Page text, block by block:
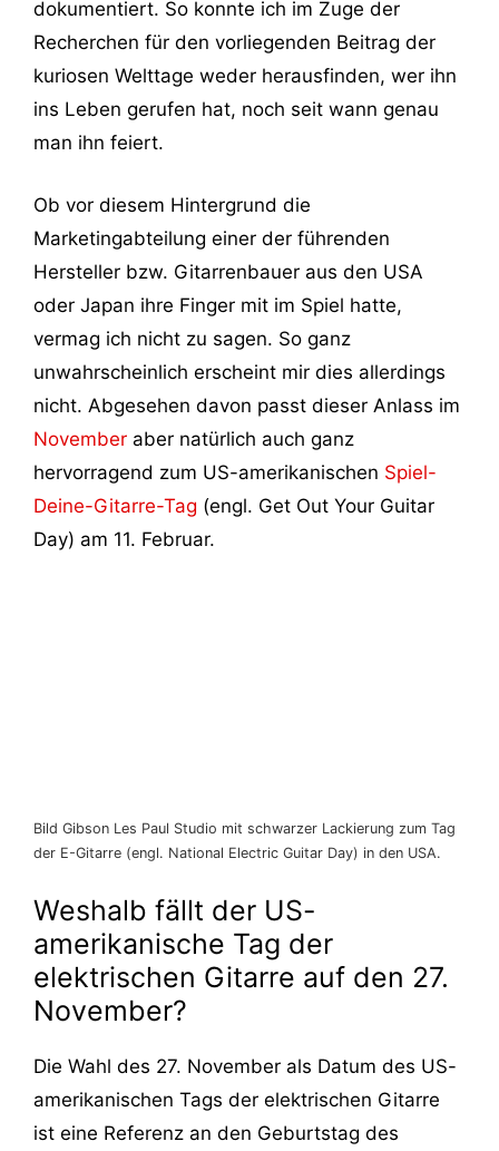
dokumentiert. So konnte ich im Zuge der
Recherchen für den vorliegenden Beitrag der
kuriosen Welttage weder herausfinden, wer ihn
ins Leben gerufen hat, noch seit wann genau
man ihn feiert.
Ob vor diesem Hintergrund die
Marketingabteilung einer der führenden
Hersteller bzw. Gitarrenbauer aus den USA
oder Japan ihre Finger mit im Spiel hatte,
vermag ich nicht zu sagen. So ganz
unwahrscheinlich erscheint mir dies allerdings
nicht. Abgesehen davon passt dieser Anlass im
November aber natürlich auch ganz
hervorragend zum US-amerikanischen Spiel-
Deine-Gitarre-Tag (engl. Get Out Your Guitar
Day) am 11. Februar.
Bild Gibson Les Paul Studio mit schwarzer Lackierung zum Tag
der E-Gitarre (engl. National Electric Guitar Day) in den USA.
Weshalb fällt der US-
amerikanische Tag der
elektrischen Gitarre auf den 27.
November?
Die Wahl des 27. November als Datum des US-
amerikanischen Tags der elektrischen Gitarre
ist eine Referenz an den Geburtstag des